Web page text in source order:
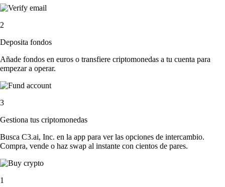
2
Deposita fondos
Añade fondos en euros o transfiere criptomonedas a tu cuenta para
empezar a operar.
3
Gestiona tus criptomonedas
Busca C3.ai, Inc. en la app para ver las opciones de intercambio.
Compra, vende o haz swap al instante con cientos de pares.
1